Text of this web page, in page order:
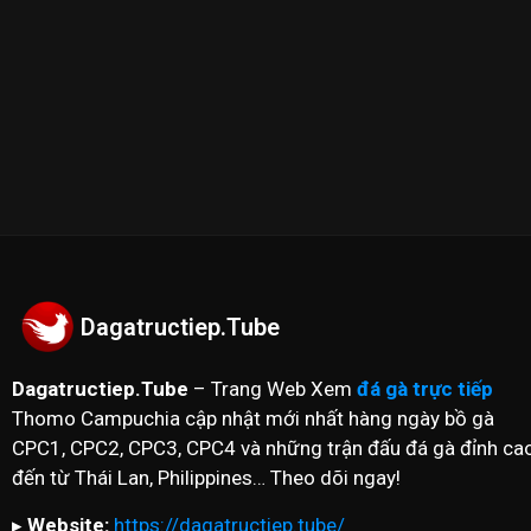
Dagatructiep.Tube
Dagatructiep.Tube – Trang Web Xem đá gà trực tiếp
Thomo Campuchia cập nhật mới nhất hàng ngày bồ gà
CPC1, CPC2, CPC3, CPC4 và những trận đấu đá gà đỉnh
đến từ Thái Lan, Philippines… Theo dõi ngay!
▸ Website: https://dagatructiep.tube/